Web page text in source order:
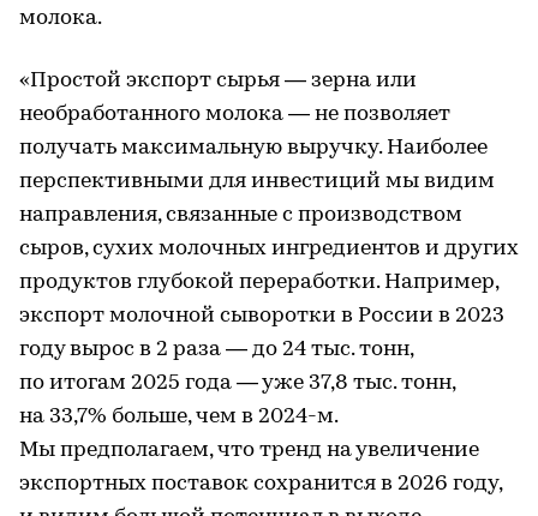
молока.
«Простой экспорт сырья — зерна или
необработанного молока — не позволяет
получать максимальную выручку. Наиболее
перспективными для инвестиций мы видим
направления, связанные с производством
сыров, сухих молочных ингредиентов и других
продуктов глубокой переработки. Например,
экспорт молочной сыворотки в России в 2023
году вырос в 2 раза — до 24 тыс. тонн,
по итогам 2025 года — уже 37,8 тыс. тонн,
на 33,7% больше, чем в 2024-м.
Мы предполагаем, что тренд на увеличение
экспортных поставок сохранится в 2026 году,